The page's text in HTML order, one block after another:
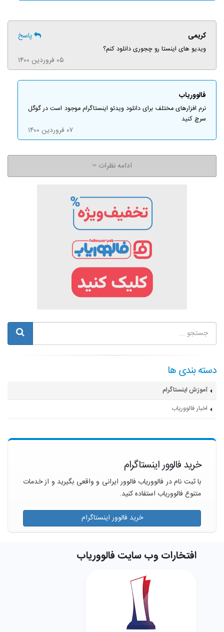
کریمی پاسخ
ویدیو های اینستا رو چجوری دانلود کنم؟
۰۵ فروردین ۱۴۰۰
فالووریاب
نرم افزارهای مختلف برای دانلود ویدئو اینستاگرام موجود است در گوگل
سرچ کنید
۰۷ فروردین ۱۴۰۰
ادامه نظرات
دسته بندی ها
آموزش اینستاگرام
اخبار فالووریاب
خرید فالوور اینستاگرام
با ثبت نام در فالووریاب فالوور ایرانی و واقعی بگیرید و از خدمات
متنوع فالووریاب استفاده کنید.
خرید فالوور اینستاگرام
افتخارات وب سایت فالووریاب